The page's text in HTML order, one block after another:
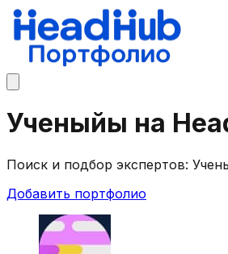
Ученыйы на
Поиск и подбор экспертов:
Добавить портфолио